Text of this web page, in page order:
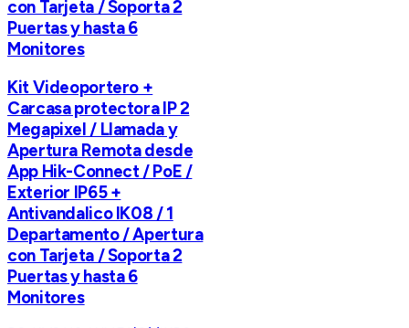
con Tarjeta / Soporta 2
Puertas y hasta 6
Monitores
Kit Videoportero +
Carcasa protectora IP 2
Megapixel / Llamada y
Apertura Remota desde
App Hik-Connect / PoE /
Exterior IP65 +
Antivandalico IK08 / 1
Departamento / Apertura
con Tarjeta / Soporta 2
Puertas y hasta 6
Monitores